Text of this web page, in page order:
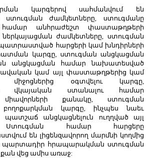
կարգերով սահմանվում են
ստուգման ժամկետները, ստուգմանը
համար անհրաժեշտ փաստաթղթերի
ժամկետները, ստուգման
հարցերի կամ խնդիրների
կարգը, ստուգման անցկացման
անցկացման համար նախատեսված
կամ այլ փաստաթղթերից կամ
միջոցներից օգտվելու կարգը,
վկայական ստանալու համար
քանակը, ստուգման
բողոքարկման կարգը, ինչպես նաեւ
պատշաճ անցկացնելուն ուղղված այլ
Ստուգման համար հարցերը
են լիցենզավորող մարմնի կողմից
պարտադիր հրապարակման ստուգման
քան վեց ամիս առաջ: